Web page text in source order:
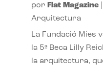
por Flat Magazine|
Arquitectura
La Fundació Mies
la 5ª Beca Lilly
la arquitectura,